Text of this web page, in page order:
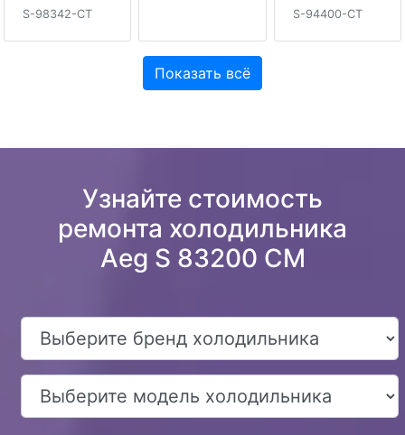
S-98342-CT S-94400-CT
Показать всё
Узнайте стоимость
ремонта холодильника
Aeg S 83200 CM